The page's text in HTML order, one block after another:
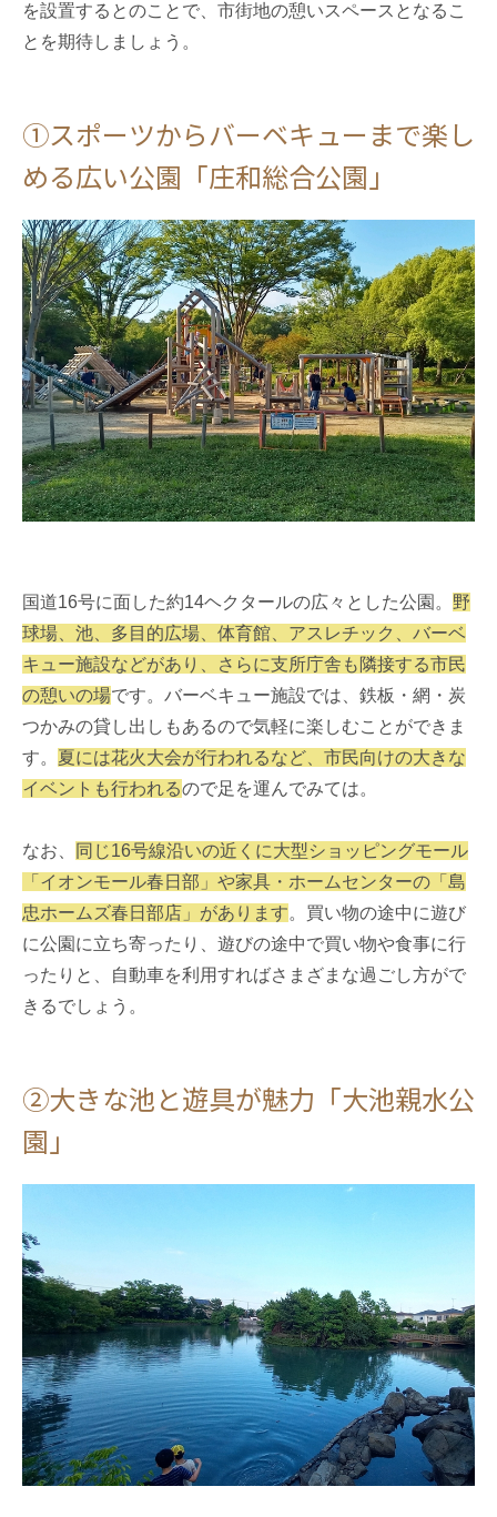
を設置するとのことで、市街地の憩いスペースとなるこ
とを期待しましょう。
①スポーツからバーベキューまで楽し
める広い公園「庄和総合公園」
国道16号に面した約14ヘクタールの広々とした公園。 野
球場、池、多目的広場、体育館、アスレチック、バーベ
キュー施設などがあり、さらに支所庁舎も隣接する市民
の憩いの場です。バーベキュー施設では、鉄板・網・炭
つかみの貸し出しもあるので気軽に楽しむことができま
す。 夏には花火大会が行われるなど、市民向けの大きな
イベントも行われるので足を運んでみては。
なお、
同じ16号線沿いの近くに大型ショッピングモール
「イオンモール春日部」や家具・ホームセンターの「島
忠ホームズ春日部店」があります。買い物の途中に遊び
に公園に立ち寄ったり、遊びの途中で買い物や食事に行
ったりと、自動車を利用すればさまざまな過ごし方がで
きるでしょう。
②大きな池と遊具が魅力「大池親水公
園」